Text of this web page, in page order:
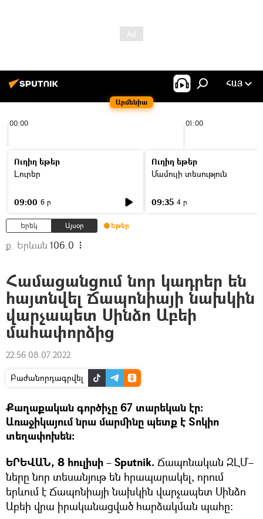
Արմենիա
ՀԱՅ
00:00 01:00
Ուղիղ եթեր
Լուրեր
09:00 6 ր
Ուղիղ եթեր
Մամուլի տեսություն
09:35 4 ր
Երեկ Այսօր Եթեր
ք. Երևան 106.0
Համացանցում նոր կադրեր են
հայտնվել Ճապոնիայի նախկին
վարչապետ Սինձո Աբեի
մահափորձից
22:56 08.07.2022
Բաժանորդագրվել
Քաղաքական գործիչը 67 տարեկան էր։
Առաջիկայում նրա մարմինը պետք է Տոկիո
տեղափոխեն։
ԵՐԵՎԱՆ, 8 հուլիսի – Sputnik. Ճապոնական ԶԼՄ–
ները նոր տեսանյութ են հրապարակել, որում
երևում է Ճապոնիայի նախկին վարչապետ Սինձո
Աբեի վրա իրականացված հարձակման պահը։